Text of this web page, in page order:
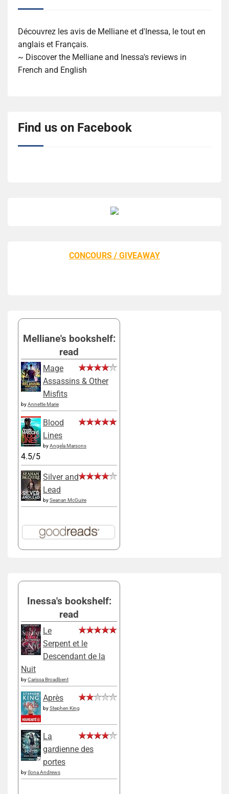
Découvrez les avis de Melliane et d'Inessa, le tout en
anglais et Français.
~ Discover the Melliane and Inessa's reviews in
French and English
Find us on Facebook
CONCOURS / GIVEAWAY
Melliane's bookshelf:
read
Mage
Assassins & Other
Misfits
byAnnette Marie
Blood
Lines
byAngela Marsons
4.5/5
Silver and
Lead
bySeanan McGuire
Inessa's bookshelf:
read
Le
Serpent et le
Descendant de la
Nuit
byCarissa Broadbent
Après
byStephen King
La
gardienne des
portes
by Ilona Andrews